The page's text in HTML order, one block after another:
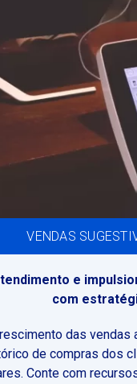
VENDAS
e
com
das
de compras dos
Conte com